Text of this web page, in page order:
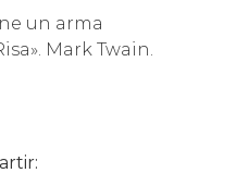
un arma
Mark Twain.